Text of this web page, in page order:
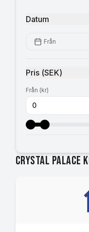
Datum
Från
Pris (SEK)
Från (kr)
Crystal Palace